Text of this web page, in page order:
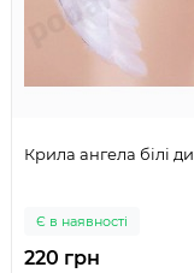
Крила ангела білі
Є в наявності
220 грн